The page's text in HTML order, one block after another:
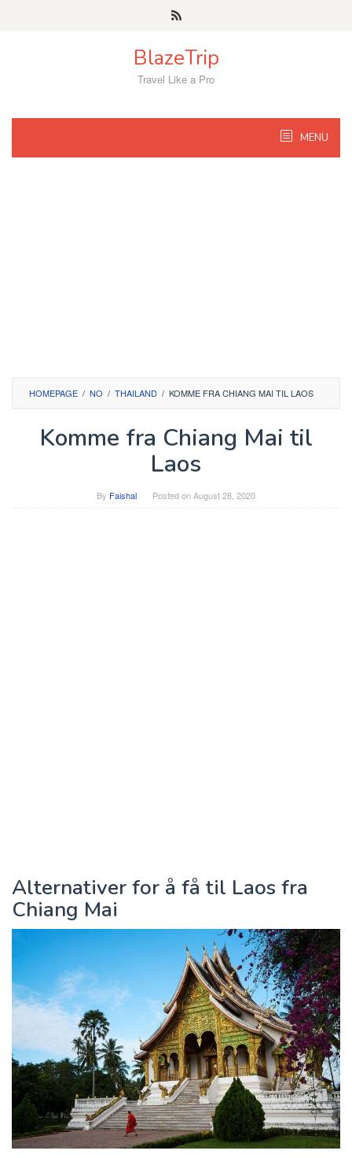
BlazeTrip
Travel Like a Pro
MENU
HOMEPAGE / NO / THAILAND / KOMME FRA CHIANG MAI TIL LAOS
Komme fra Chiang Mai til
Laos
By Faishal Posted onAugust 28, 2020
Alternativer for å få til Laos fra
Chiang Mai